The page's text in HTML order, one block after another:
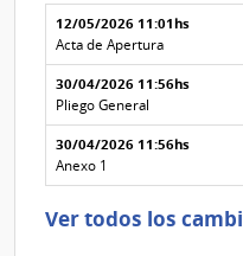
Aclaraciones del
Fecha y
texto de
la
aclaración
Archivo
de la
aclaración
12/05/2026 11:01hs
Acta de Apertura
30/04/2026 11:56hs
Pliego General
30/04/2026 11:56hs
Anexo 1
Ver todos los